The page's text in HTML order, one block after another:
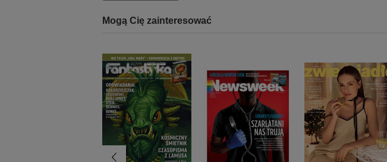
Mogą Cię zainteresować